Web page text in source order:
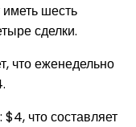
иметь шесть
сделки.
что еженедельно
$4, что составляет